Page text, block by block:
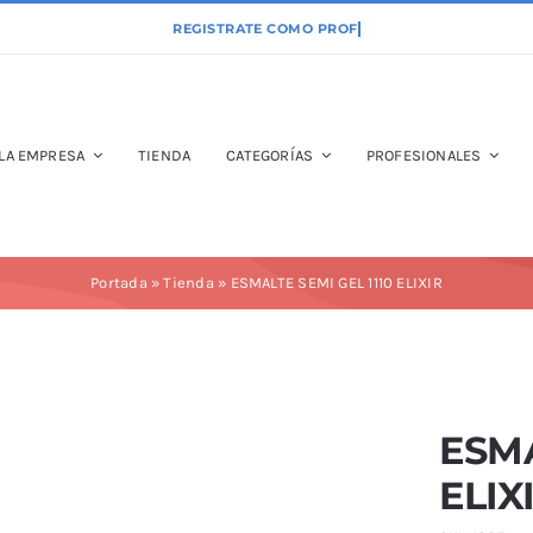
LA EMPRESA TIENDA CATEGORÍAS PROFESIONALES
Portada »Tienda » ESMALTE SEMI GEL 1110 ELIXIR